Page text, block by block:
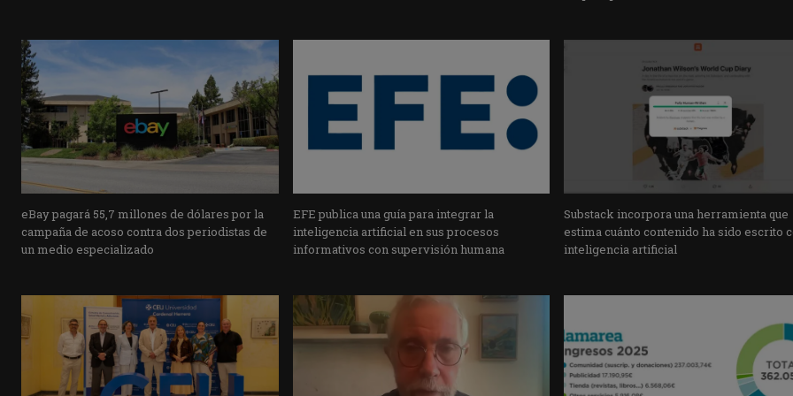
eBay pagará 55,7 millones de dólares por la
campaña de acoso contra dos periodistas de
un medio especializado
EFE publica una guía para integrar la
inteligencia artificial en sus procesos
informativos con supervisión humana
Substack incorpora una herramienta que
estima cuánto contenido ha sido escrito
inteligencia artificial